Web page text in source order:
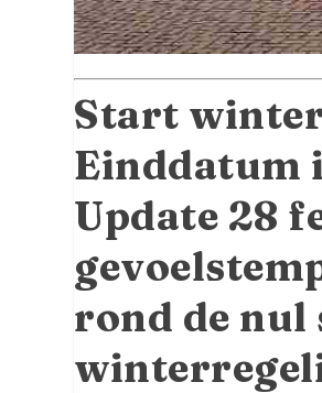
Start
Einddatum
Update 28
rond de nul